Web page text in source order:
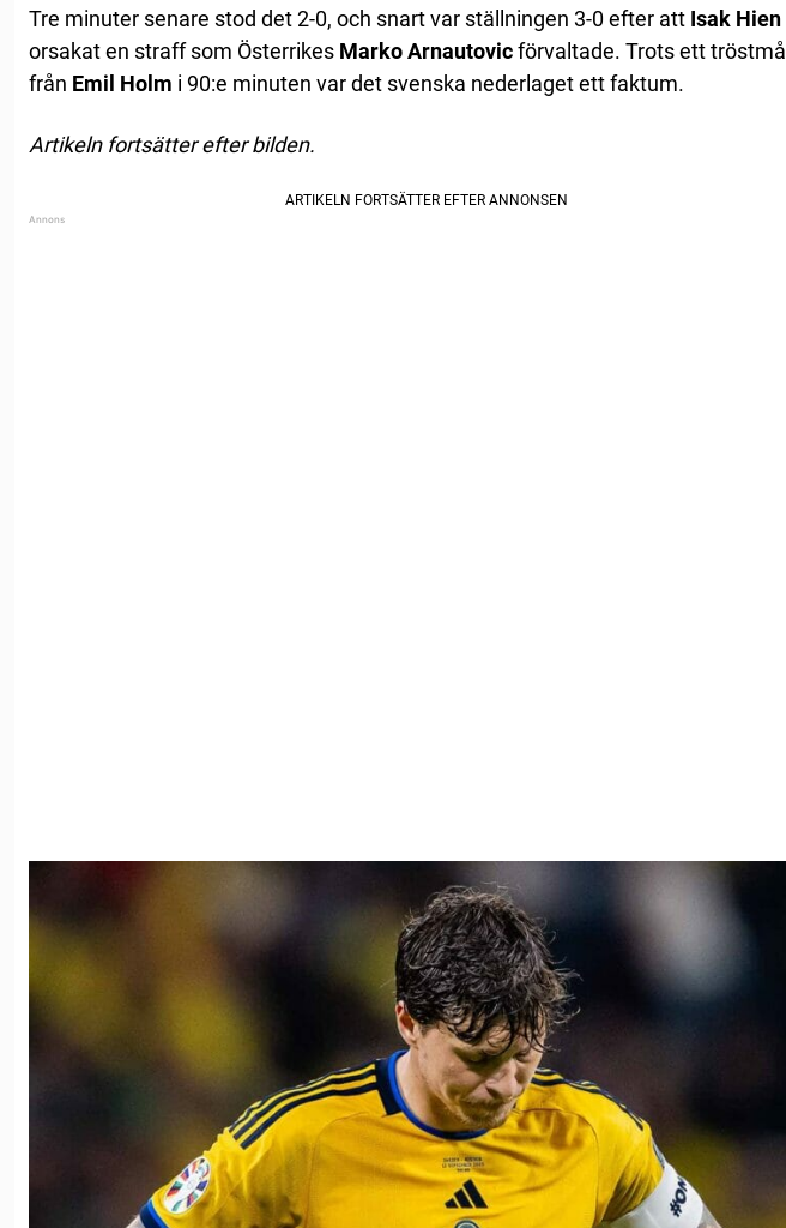
Tre minuter senare stod det 2-0, och snart var ställningen 3-0 efter att Isak Hien
orsakat en straff som Österrikes Marko Arnautovicförvaltade. Trots ett tröstmål
från Emil Holm i 90:e minuten var det svenska nederlaget ett faktum.
Artikeln fortsätter efter bilden.